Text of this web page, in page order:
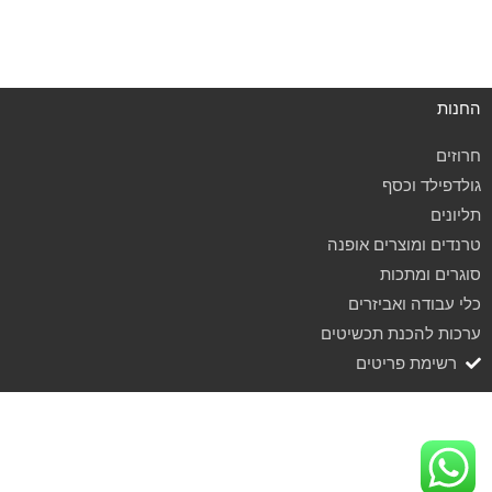
החנות
חרוזים
גולדפילד וכסף
תליונים
טרנדים ומוצרים אופנה
סוגרים ומתכות
כלי עבודה ואביזרים
ערכות להכנת תכשיטים
רשימת פריטים